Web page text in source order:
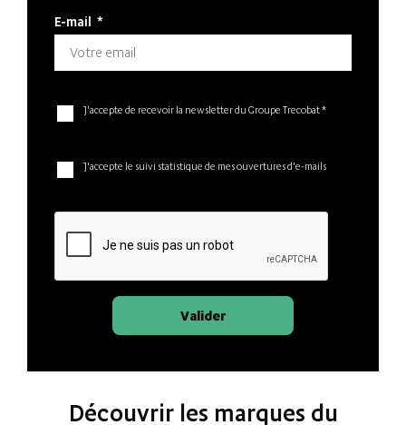
E-mail *
J'accepte de recevoir la newsletter du Groupe Trecobat *
J'accepte le suivi statistique de mes ouvertures d'e-mails
Valider
Découvrir les marques du